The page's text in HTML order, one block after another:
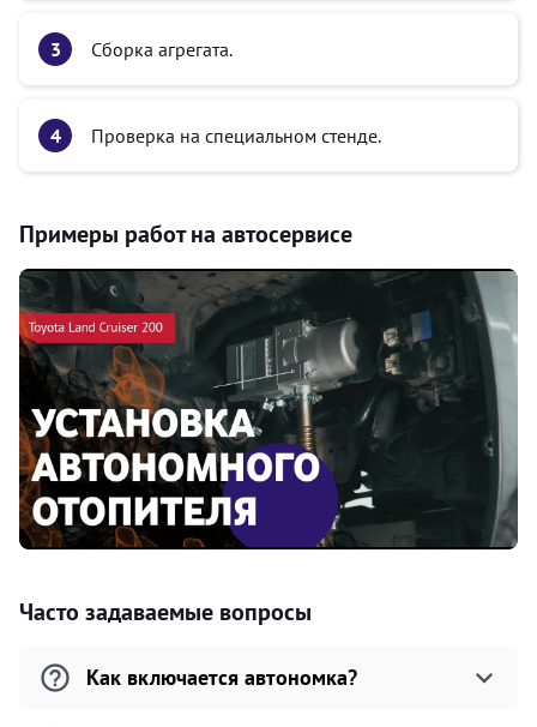
Сборка агрегата.
Проверка на специальном стенде.
Примеры работ на автосервисе
Часто задаваемые вопросы
Как включается автономка?